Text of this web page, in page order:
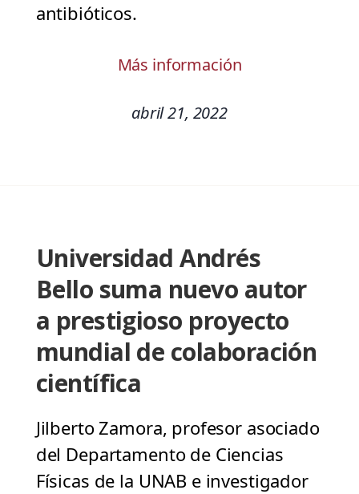
antibióticos.
Más información
abril 21, 2022
Universidad Andrés
Bello suma nuevo autor
a prestigioso proyecto
mundial de colaboración
científica
Jilberto Zamora, profesor asociado
del Departamento de Ciencias
Físicas de la UNAB e investigador